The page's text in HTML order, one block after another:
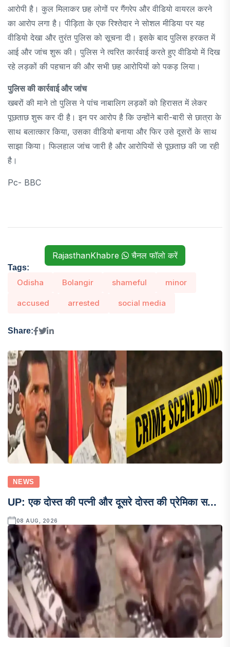
आरोपी है। कुल मिलाकर छह लोगों पर गैंगरेप और वीडियो वायरल करने
का आरोप लगा है। पीड़िता के एक रिश्तेदार ने सोशल मीडिया पर यह
वीडियो देखा और तुरंत पुलिस को सूचना दी। इसके बाद पुलिस हरकत में
आई और जांच शुरू की। पुलिस ने त्वरित कार्रवाई करते हुए वीडियो में दिख
रहे लड़कों की पहचान की और सभी छह आरोपियों को पकड़ लिया।
पुलिस की कार्रवाई और जांच
खबरों की माने तो पुलिस ने पांच नाबालिग लड़कों को हिरासत में लेकर
पूछताछ शुरू कर दी है। इन पर आरोप है कि उन्होंने बारी-बारी से छात्रा के
साथ बलात्कार किया, उसका वीडियो बनाया और फिर उसे दूसरों के साथ
साझा किया। फिलहाल जांच जारी है और आरोपियों से पूछताछ की जा रही
है।
Pc- BBC
RajasthanKhabre चैनल फॉलो करें
Tags:
Odisha Bolangir shameful minor
accused arrested social media
Share:
NEWS
UP: एक दोस्त की पत्नी और दूसरे दोस्त की प्रेमिका स...
08 AUG, 2026